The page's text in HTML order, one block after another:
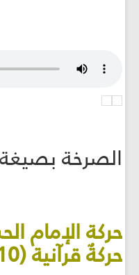
الصرخة بصيغة mp3:
حركة الإمام
حركةٌ قرآنية (10 دقائق)